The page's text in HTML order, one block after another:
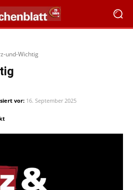
und-Wichtig
vor: 16. September 2025